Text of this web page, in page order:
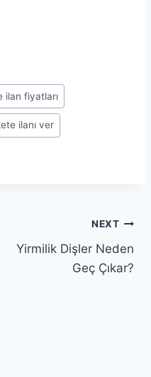
ilan fiyatları
ilanı ver
NEXT
Yirmilik Dişler Neden
Geç Çıkar?